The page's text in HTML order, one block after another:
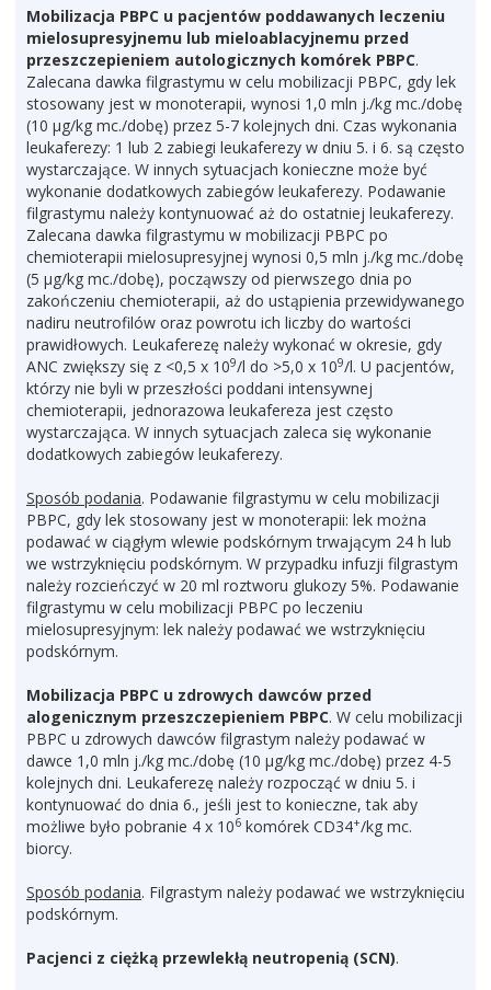
Mobilizacja PBPC u pacjentów poddawanych leczeniu
mielosupresyjnemu lub mieloablacyjnemu przed
przeszczepieniem autologicznych komórek PBPC.
Zalecana dawka filgrastymu w celu mobilizacji PBPC, gdy lek
stosowany jest w monoterapii, wynosi 1,0 mln j./kg mc./dobę
(10 μg/kg mc./dobę) przez 5-7 kolejnych dni. Czas wykonania
leukaferezy: 1 lub 2 zabiegi leukaferezy w dniu 5. i 6. są często
wystarczające. W innych sytuacjach konieczne może być
wykonanie dodatkowych zabiegów leukaferezy. Podawanie
filgrastymu należy kontynuować aż do ostatniej leukaferezy.
Zalecana dawka filgrastymu w mobilizacji PBPC po
chemioterapii mielosupresyjnej wynosi 0,5 mln j./kg mc./dobę
(5 μg/kg mc./dobę), począwszy od pierwszego dnia po
zakończeniu chemioterapii, aż do ustąpienia przewidywanego
nadiru neutrofilów oraz powrotu ich liczby do wartości
prawidłowych. Leukaferezę należy wykonać w okresie, gdy
ANC zwiększy się z <0,5 x 109/l do >5,0 x 109/l. U pacjentów,
którzy nie byli w przeszłości poddani intensywnej
chemioterapii, jednorazowa leukafereza jest często
wystarczająca. W innych sytuacjach zaleca się wykonanie
dodatkowych zabiegów leukaferezy.
Sposób podania. Podawanie filgrastymu w celu mobilizacji
PBPC, gdy lek stosowany jest w monoterapii: lek można
podawać w ciągłym wlewie podskórnym trwającym 24 h lub
we wstrzyknięciu podskórnym. W przypadku infuzji filgrastym
należy rozcieńczyć w 20 ml roztworu glukozy 5%. Podawanie
filgrastymu w celu mobilizacji PBPC po leczeniu
mielosupresyjnym: lek należy podawać we wstrzyknięciu
podskórnym.
Mobilizacja PBPC u zdrowych dawców przed
alogenicznym przeszczepieniem PBPC. W celu mobilizacji
PBPC u zdrowych dawców filgrastym należy podawać w
dawce 1,0 mln j./kg mc./dobę (10 μg/kg mc./dobę) przez 4-5
kolejnych dni. Leukaferezę należy rozpocząć w dniu 5. i
kontynuować do dnia 6., jeśli jest to konieczne, tak aby
możliwe było pobranie 4 x 106 komórek CD34+/kg mc.
biorcy.
Sposób podania. Filgrastym należy podawać we wstrzyknięciu
podskórnym.
Pacjenci z ciężką przewlekłą neutropenią (SCN).